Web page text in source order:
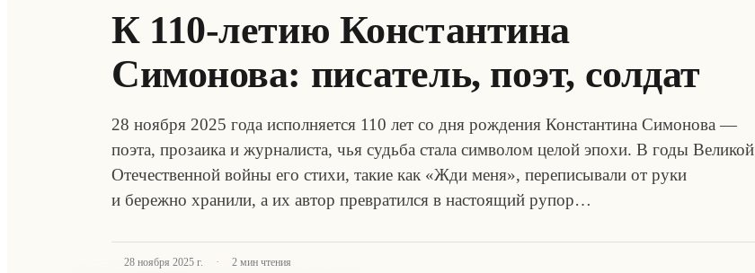
К 110-летию Константина
Симонова: писатель, поэт, солдат
28 ноября 2025 года исполняется 110 лет со дня рождения Константина Симонова —
поэта, прозаика и журналиста, чья судьба стала символом целой эпохи. В годы Великой
Отечественной войны его стихи, такие как «Жди меня», переписывали от руки
и бережно хранили, а их автор превратился в настоящий рупор…
28 ноября 2025 г. · 2 мин чтения